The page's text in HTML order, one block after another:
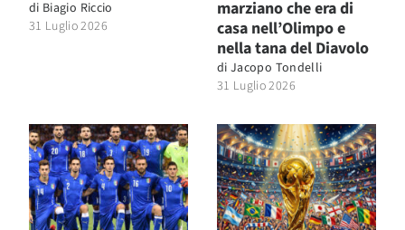
di Biagio Riccio
31 Luglio 2026
marziano che era di
casa nell’Olimpo e
nella tana del Diavolo
di Jacopo Tondelli
31 Luglio 2026